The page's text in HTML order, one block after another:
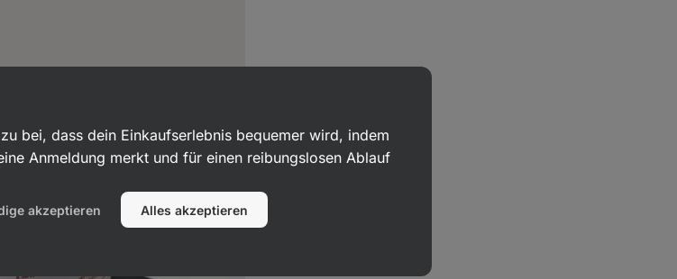
bei, dass dein Einkaufserlebnis bequemer wird, indem
Anmeldung merkt und für einen reibungslosen Ablauf
akzeptieren Alles akzeptieren